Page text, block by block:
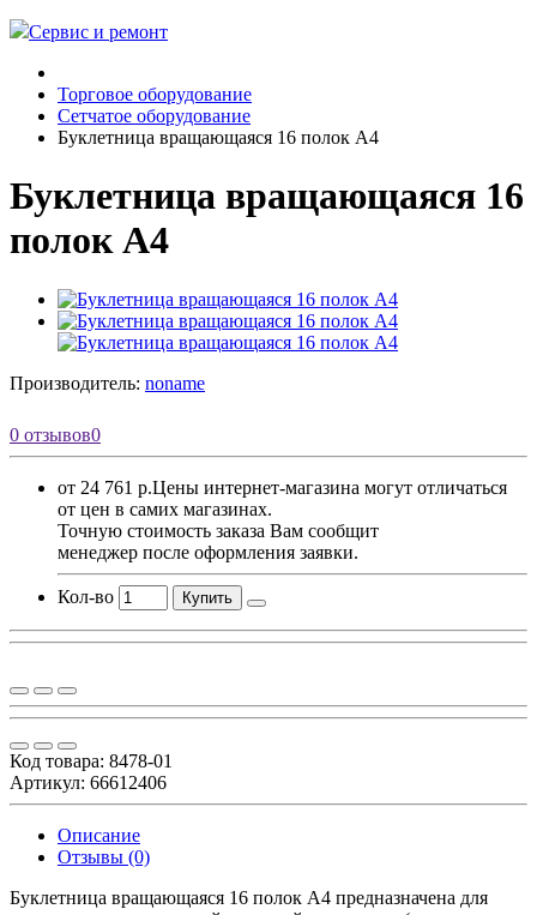
Сервис и ремонт
Торговое оборудование
Сетчатое оборудование
Буклетница вращающаяся 16 полок А4
Буклетница вращающаяся 16
полок А4
Производитель: noname
0 отзывов0
от 24 761 р.Цены интернет-магазина могут отличаться
от цен в самих магазинах.
Точную стоимость заказа Вам сообщит
менеджер после оформления заявки.
Кол-во Купить
Код товара: 8478-01
Артикул: 66612406
Описание
Отзывы (0)
Буклетница вращающаяся 16 полок А4 предназначена для